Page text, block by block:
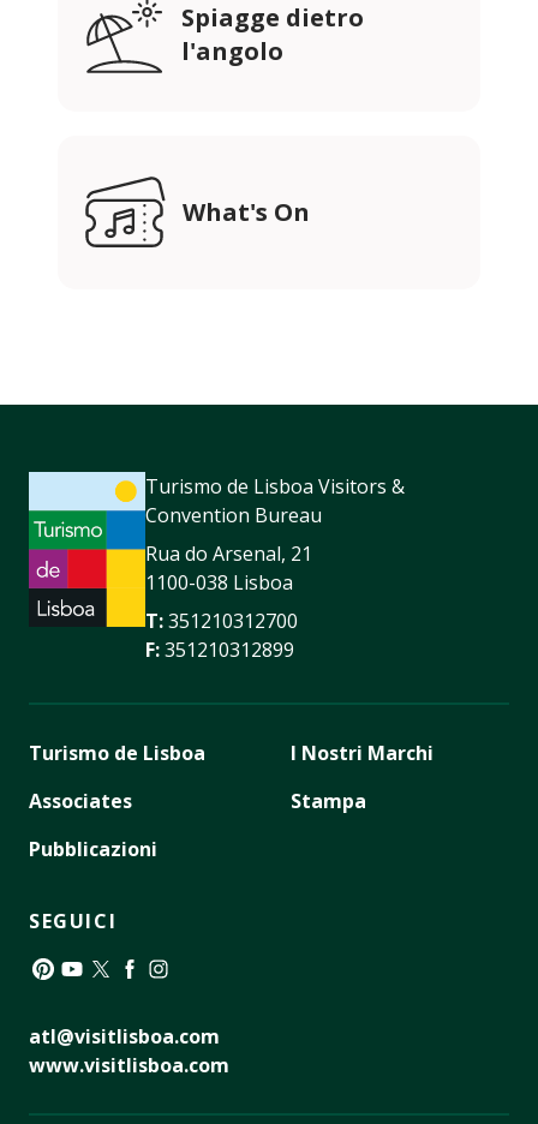
Spiagge dietro
l'angolo
What's On
Turismo de Lisboa Visitors &
Convention Bureau
Rua do Arsenal, 21
1100-038 Lisboa
T:351210312700
F:351210312899
Turismo de Lisboa
Associates
Pubblicazioni
I Nostri Marchi
Stampa
SEGUICI
atl@visitlisboa.com
www.visitlisboa.com